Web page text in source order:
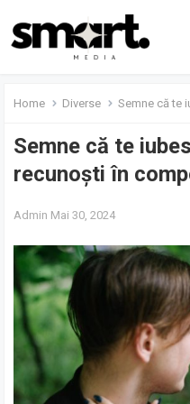
Home Diverse Semne că te
Semne că te
recunoști în
Admin Mai 30, 2024